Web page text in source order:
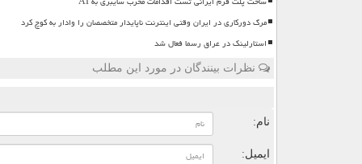
مرگ دورکاری در ایران وقتی اینترنت ناپایدار متخصصان را وادار به کوچ کرد
استارلینک در عراق رسما فعال شد
نظرات بینندگان در مورد این مطلب
نام:
ایمیل: